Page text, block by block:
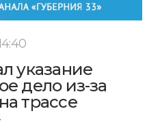
указание
дело из-за
трассе